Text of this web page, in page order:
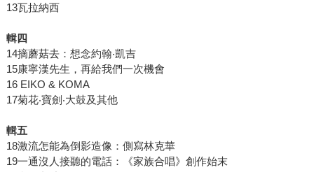
13瓦拉納西
輯四
14摘蘑菇去：想念約翰‧凱吉
15康寧漢先生，再給我們一次機會
16 EIKO & KOMA
17菊花‧寶劍‧大鼓及其他
輯五
18激流怎能為倒影造像：側寫林克華
19一通沒人接聽的電話：《家族合唱》創作始末